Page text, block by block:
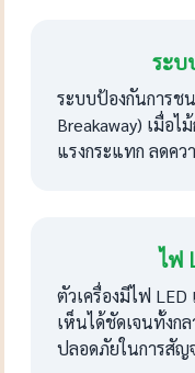
ระบ
ระบบป้องกันการช
Breakaway) เมื่อ
แรงกระแทก ลดคว
ไฟ
ตัวเครื่องมีไฟ
เห็นได้ชัดเจนทั้งก
ปลอดภัยในการสัญ